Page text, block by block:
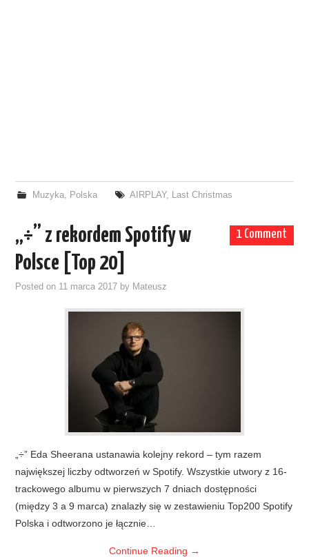
Muzyka, Polska AIRPLAY, Last Christmas
1 Comment
„÷” z rekordem Spotify w
Polsce [Top 20]
Posted on 11 marca 2017 by Mateusz
„÷” Eda Sheerana ustanawia kolejny rekord – tym razem
największej liczby odtworzeń w Spotify. Wszystkie utwory z 16-
trackowego albumu w pierwszych 7 dniach dostępności
(między 3 a 9 marca) znalazły się w zestawieniu Top200 Spotify
Polska i odtworzono je łącznie…
Continue Reading →